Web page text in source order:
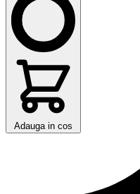
Adauga in cos